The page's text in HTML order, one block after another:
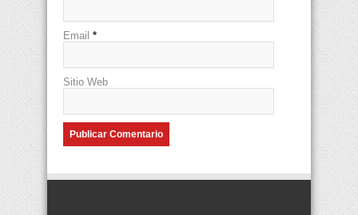
Email *
Sitio Web